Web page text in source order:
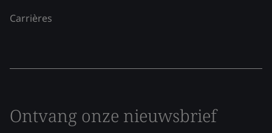
Carrières
Ontvang onze nieuwsbrief